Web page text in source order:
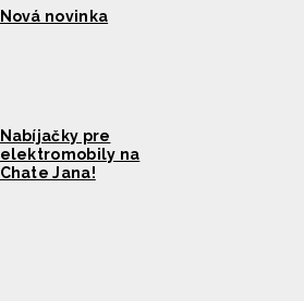
Nová novinka
Nabíjačky pre
elektromobily na
Chate Jana!